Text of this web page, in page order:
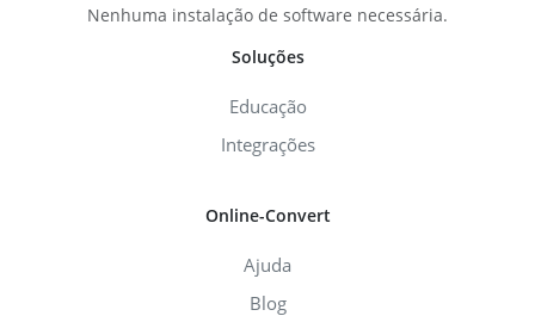
Nenhuma instalação de software necessária.
Soluções
Educação
Integrações
Online-Convert
Ajuda
Blog